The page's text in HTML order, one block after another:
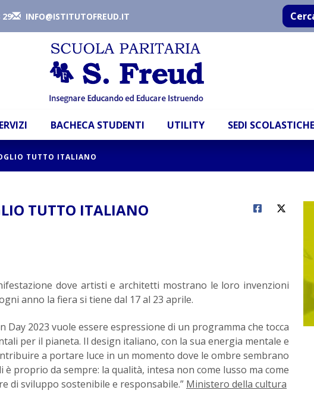
29 INFO@ISTITUTOFREUD.IT
BACHECA STUDENTI UTILITY SEDI SCOLASTICHE
TUTTO ITALIANO
TUTTO ITALIANO
dove artisti e architetti mostrano le loro invenzioni
anno la fiera si tiene dal 17 al 23 aprile.
Day 2023 vuole essere espressione di un programma che tocca
per il pianeta. Il design italiano, con la sua energia mentale e
a portare luce in un momento dove le ombre sembrano
proprio da sempre: la qualità, intesa non come lusso ma come
di sviluppo sostenibile e responsabile.” Ministero della cultura